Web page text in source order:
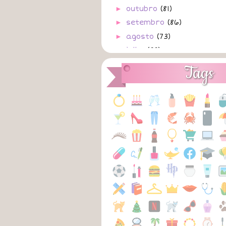
► outubro (81)
► setembro (86)
► agosto (73)
julho (88)
A 31/07/2025
A Não Sabe
A 29/07/2025
A Admito
A 28/07/2025
A Pra Sempre
A 27/07/2025
A Lonjuras
A 26/07/2025
A Metades
A 25/07/2025
Tags